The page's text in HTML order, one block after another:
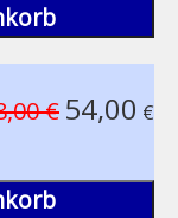
€ 54,00 €